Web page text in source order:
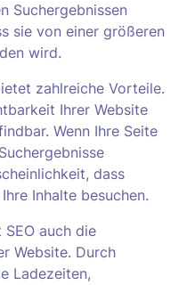
Suchergebnissen
sie von einer größeren
wird.
zahlreiche Vorteile.
Ihrer Website
Wenn Ihre Seite
dass
Inhalte besuchen.
auch die
Website. Durch
Ladezeiten,